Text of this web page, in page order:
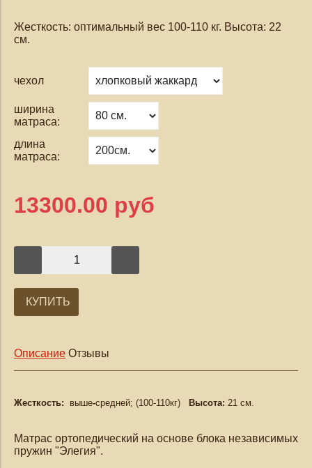
Жесткость: оптимальный вес 100-110 кг. Высота: 22
см.
чехол
ширина
матраса:
длина
матраса:
13300.00 руб
КУПИТЬ
Описание Отзывы
Жесткость: выше-средней; (100-110кг) Высота: 21 см.
Матрас ортопедический на основе блока независимых
пружин "Элегия".